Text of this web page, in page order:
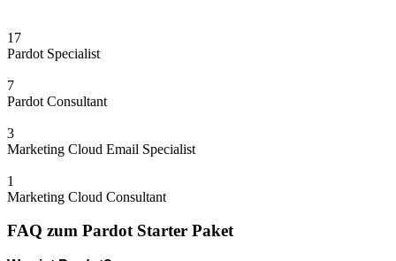
17
Pardot Specialist
7
Pardot Consultant
3
Marketing Cloud Email Specialist
1
Marketing Cloud Consultant
FAQ zum Pardot Starter Paket